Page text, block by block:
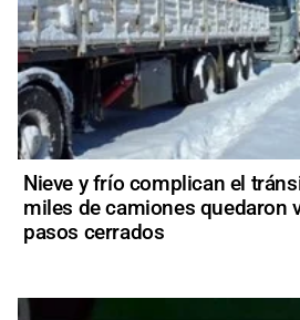
Nieve y frío complican el
miles de camiones quedaron
pasos cerrados